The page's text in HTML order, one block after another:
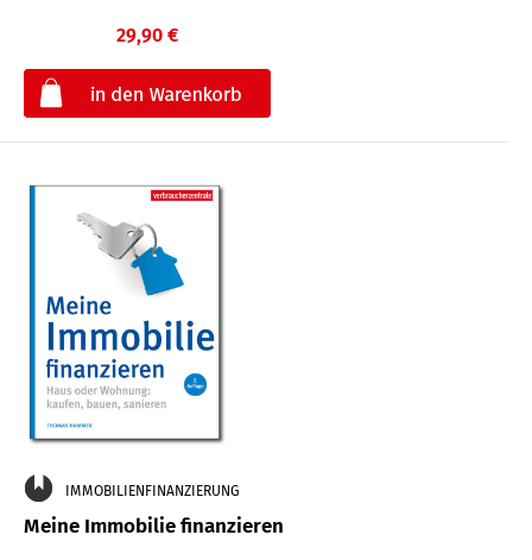
29,90 €
IMMOBILIENFINANZIERUNG
Meine Immobilie finanzieren